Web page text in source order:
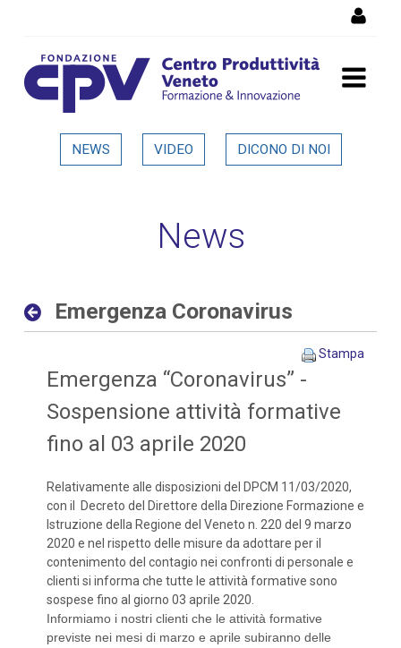
Emergenza Coronavirus -
NEWS VIDEO DICONO DI NOI
News
Emergenza Coronavirus
Stampa
Emergenza “Coronavirus” -
Sospensione attività formative
fino al 03 aprile 2020
Relativamente alle disposizioni del DPCM 11/03/2020,
con il Decreto del Direttore della Direzione Formazione e
Istruzione della Regione del Veneto n. 220 del 9 marzo
2020 e nel rispetto delle misure da adottare per il
contenimento del contagio nei confronti di personale e
clienti si informa che tutte le attività formative sono
sospese fino al giorno 03 aprile 2020.
Informiamo i nostri clienti che le attività formative
previste nei mesi di marzo e aprile subiranno delle